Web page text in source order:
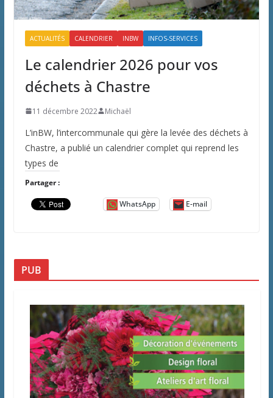
ACTUALITÉS CALENDRIER INBW INFOS-SERVICES
Le calendrier 2026 pour vos
déchets à Chastre
11 décembre 2022 Michaël
L’inBW, l’intercommunale qui gère la levée des déchets à
Chastre, a publié un calendrier complet qui reprend les
types de
Partager :
WhatsApp E-mail
PUB